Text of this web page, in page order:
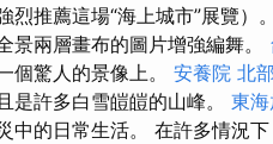
烈推薦這場“海上城市”展覽）。
景兩層畫布的圖片增強編舞。
個驚人的景像上。 安養院 北部
是許多白雪皚皚的山峰。 東
中的日常生活。 在許多情況